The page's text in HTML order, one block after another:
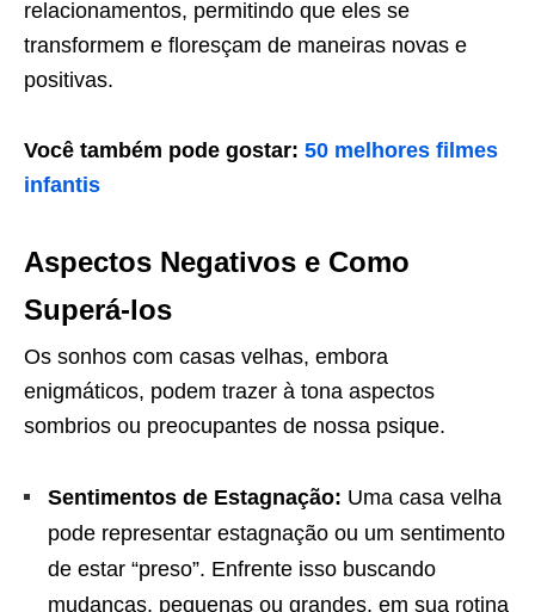
relacionamentos, permitindo que eles se
transformem e floresçam de maneiras novas e
positivas.
Você também pode gostar: 50 melhores filmes
infantis
Aspectos Negativos e Como
Superá-los
Os sonhos com casas velhas, embora
enigmáticos, podem trazer à tona aspectos
sombrios ou preocupantes de nossa psique.
Sentimentos de Estagnação: Uma casa velha
pode representar estagnação ou um sentimento
de estar “preso”. Enfrente isso buscando
mudanças, pequenas ou grandes, em sua rotina